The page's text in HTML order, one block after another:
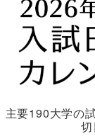
主要190大学の